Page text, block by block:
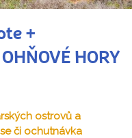
+
HORY
ostrovů a
či ochutnávka